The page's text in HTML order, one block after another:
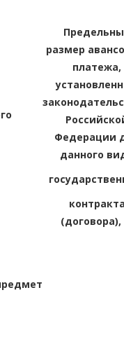
размер
платежа,
Федерации
данного
(договора),